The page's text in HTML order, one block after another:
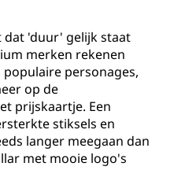
dat 'duur' gelijk staat
merken rekenen
personages,
op de
prijskaartje. Een
stiksels en
langer meegaan dan
met mooie logo's